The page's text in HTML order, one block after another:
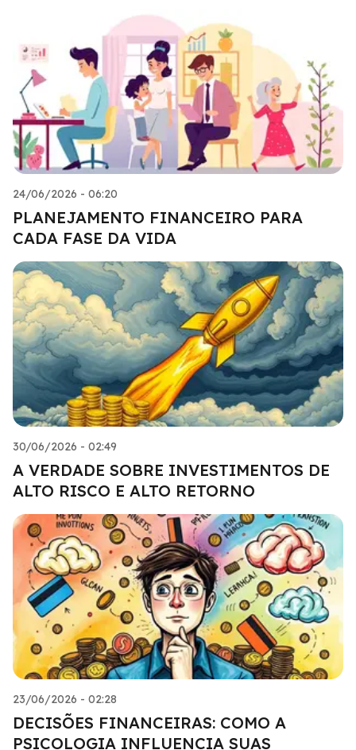
24/06/2026 - 06:20
PLANEJAMENTO FINANCEIRO PARA
CADA FASE DA VIDA
30/06/2026 - 02:49
A VERDADE SOBRE INVESTIMENTOS DE
ALTO RISCO E ALTO RETORNO
23/06/2026 - 02:28
DECISÕES FINANCEIRAS: COMO A
PSICOLOGIA INFLUENCIA SUAS